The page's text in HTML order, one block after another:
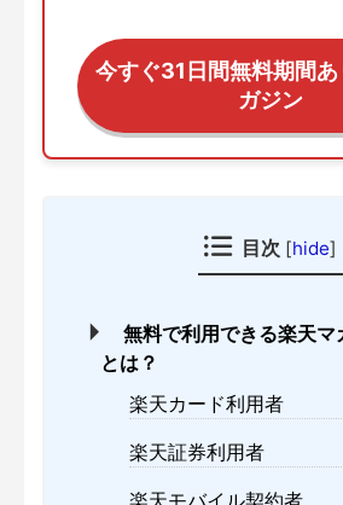
今すぐ31日間無料期間
ガジン
目次 [hide]
無料で利用できる楽天マ
とは？
楽天カード利用者
楽天証券利用者